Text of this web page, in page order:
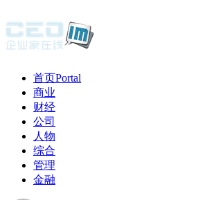
首页Portal
商业
财经
公司
人物
综合
管理
金融